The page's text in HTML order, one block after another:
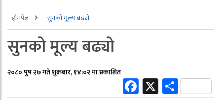
होमपेज सुनको मूल्य बढ्यो
सुनको मूल्य बढ्यो
२०८० पुष २७ गते शुक्रबार, १४:०२ मा प्रकाशित
Facebook
XShare